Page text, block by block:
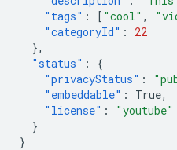
"tags" : [ "cool" ,
"categoryId" :
22
},
"status" :
{
"privacyStatus" :
"embeddable" : True,
"license" :
"youtube"
}
}